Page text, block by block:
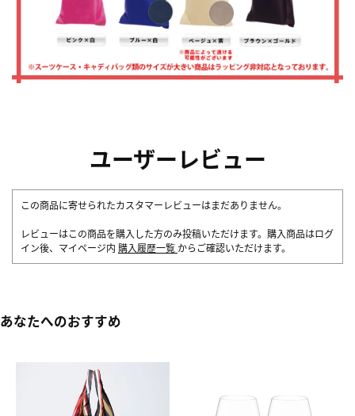
ユーザーレビュー
この商品に寄せられたカスタマーレビューはまだありません。
レビューはこの商品を購入した方のみ投稿いただけます。購入商品はログ
イン後、マイページ内 購入履歴一覧 からご確認いただけます。
あなたへのおすすめ